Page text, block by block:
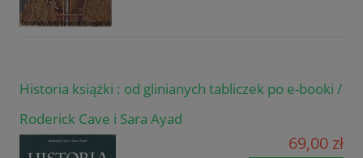
Historia książki : od glinianych tabliczek po e-booki /
Roderick Cave i Sara Ayad
69,00 zł